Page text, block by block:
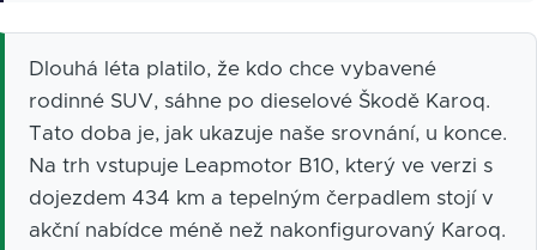
Dlouhá léta platilo, že kdo chce vybavené
rodinné SUV, sáhne po dieselové Škodě Karoq.
Tato doba je, jak ukazuje naše srovnání, u konce.
Na trh vstupuje Leapmotor B10, který ve verzi s
dojezdem 434 km a tepelným čerpadlem stojí v
akční nabídce méně než nakonfigurovaný Karoq.